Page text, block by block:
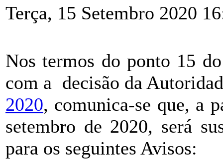
Terça, 15 Setembro 2020
Nos termos do ponto 15
com a decisão da
2020, comunica-se que, a
setembro de 2020, será
para os seguintes Avisos: